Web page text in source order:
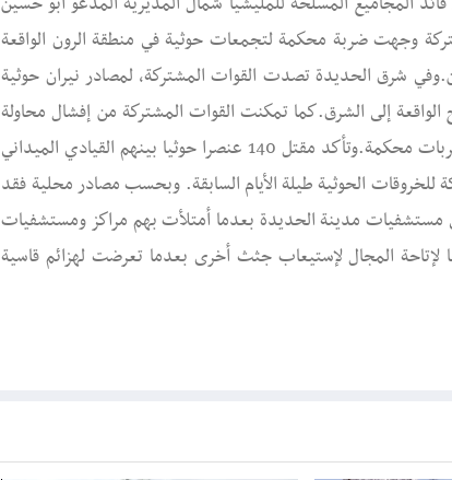
وجهت ضربة محكمة لتجمعات حوثية في منطقة الرون الواقعة
شرق الحديدة تصدت القوات المشتركة، لمصادر نيران حوثية
الصالح الواقعة إلى الشرق.كما تمكنت القوات المشتركة من إفشال محاولة
التفاف قامت بها المليشيا في كيلو 16 ووجهت للحركة التابعة لإيران ضربات محكمة.وتأكد مقتل 140 عنصرا حوثيا بينهم القيادي الميداني
الحوثية طيلة الأيام السابقة. وبحسب مصادر محلية فقد
من جبهة الدريهمي إلى مستشفيات مدينة الحديدة بعدما أمتلأت بهم مراكز ومستشفيات
لإتاحة المجال لإستيعاب جثث أخرى بعدما تعرضت لهزائم قاسية